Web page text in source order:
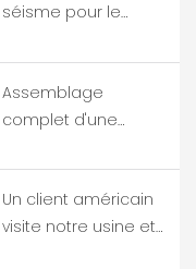
(Guangzhou)
séisme pour le
Assemblage
complet d'une
du début à la fin
Un client américain
visite notre usine et